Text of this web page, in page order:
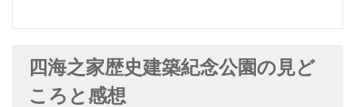
四海之家歴史建築紀念公園の見ど
ころと感想